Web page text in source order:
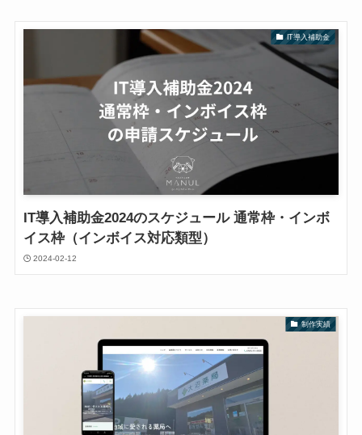
IT導入補助金
IT導入補助金2024のスケジュール 通常枠・インボ
イス枠（インボイス対応類型）
2024-02-12
制作実績